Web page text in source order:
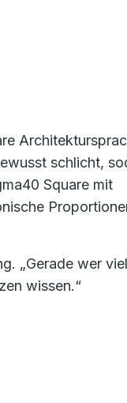
schlicht,
Square mit
„Gerade wer
wissen.“